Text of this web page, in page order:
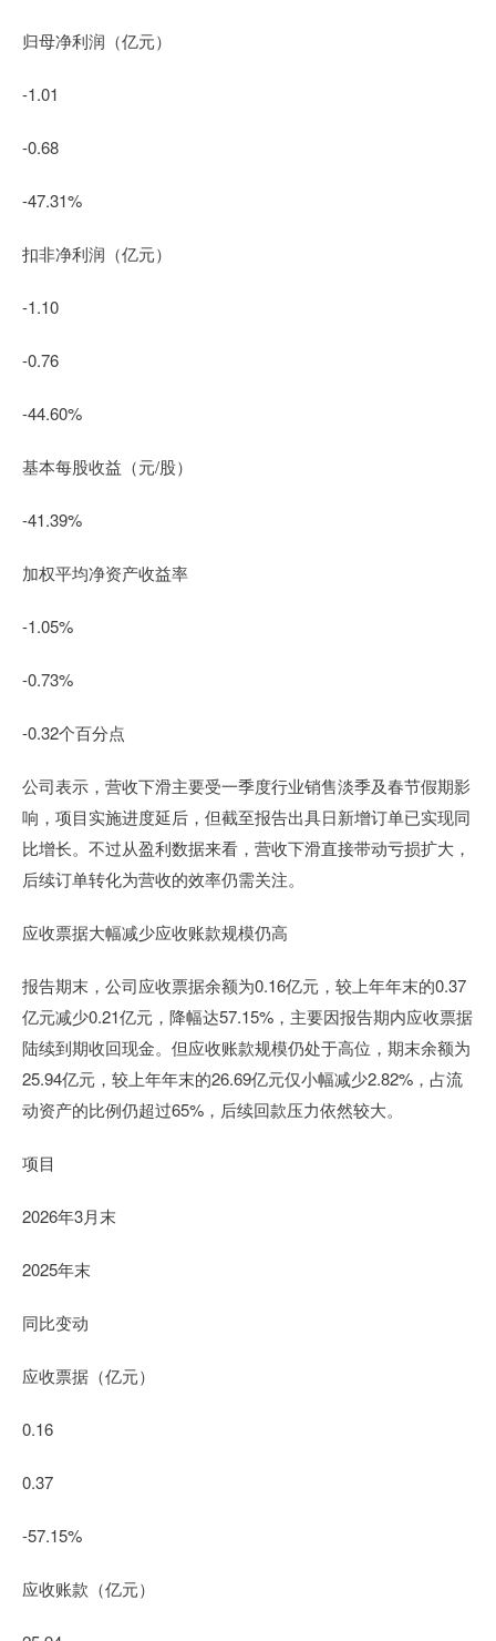
归母净利润（亿元）
-1.01
-0.68
-47.31%
扣非净利润（亿元）
-1.10
-0.76
-44.60%
基本每股收益（元/股）
-41.39%
加权平均净资产收益率
-1.05%
-0.73%
-0.32个百分点
公司表示，营收下滑主要受一季度行业销售淡季及春节假期影
响，项目实施进度延后，但截至报告出具日新增订单已实现同
比增长。不过从盈利数据来看，营收下滑直接带动亏损扩大，
后续订单转化为营收的效率仍需关注。
应收票据大幅减少应收账款规模仍高
报告期末，公司应收票据余额为0.16亿元，较上年年末的0.37
亿元减少0.21亿元，降幅达57.15%，主要因报告期内应收票据
陆续到期收回现金。但应收账款规模仍处于高位，期末余额为
25.94亿元，较上年年末的26.69亿元仅小幅减少2.82%，占流
动资产的比例仍超过65%，后续回款压力依然较大。
项目
2026年3月末
2025年末
同比变动
应收票据（亿元）
0.16
0.37
-57.15%
应收账款（亿元）